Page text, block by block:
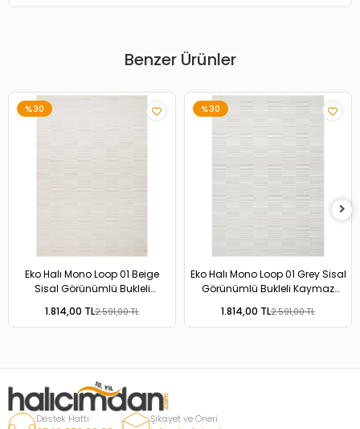
Benzer Ürünler
%30
Eko Halı Mono Loop 01 Beige
Sisal Görünümlü Bukleli
1.814,00 TL2.591,00 TL
%30
Eko Halı Mono Loop 01 Grey Sisal
Görünümlü Bukleli Kaymaz
1.814,00 TL2.591,00 TL
Destek Hattı Şikayet ve Öneri